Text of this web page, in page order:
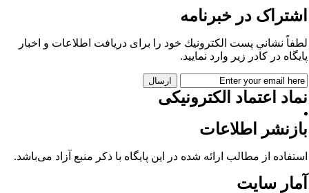
در خبرنامه
نشاني پست الكترونيك خود را برای دريافت اطلاعات و اخبار
در كادر زير وارد نمایید.
اعتماد الکترونیکی
اطلاعات
از مطالب ارائه شده در این پایگاه با ذکر منبع آزاد می‌باشد.
سایت